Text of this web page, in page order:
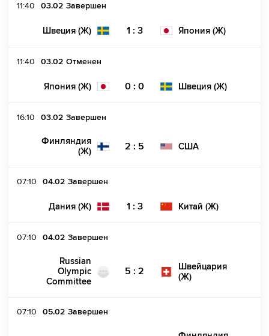
11:40 03.02 Завершен
Швеция (Ж) 1 : 3 Япония (Ж)
11:40 03.02 Отменен
Япония (Ж) 0 : 0 Швеция (Ж)
16:10 03.02 Завершен
Финляндия
(Ж)
2 : 5 США
07:10 04.02 Завершен
Дания (Ж) 1 : 3 Китай (Ж)
07:10 04.02 Завершен
Russian
Olympic
Committee
5 : 2
Швейцария
(Ж)
07:10 05.02 Завершен